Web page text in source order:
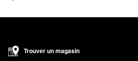
Trouver un magasin